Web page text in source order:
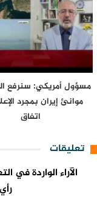
مسؤول أمريكي: سنرفع
موانئ إيران بمجرد
اتفاق
تعليقات
الآراء الواردة في